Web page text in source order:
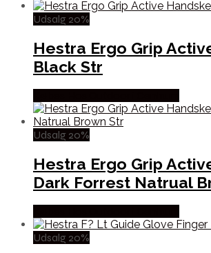
Udsalg 20%
Hestra Ergo Grip
Black Str
Udsalg 20%
Hestra Ergo Grip
Dark Forrest Natrual
Udsalg 20%